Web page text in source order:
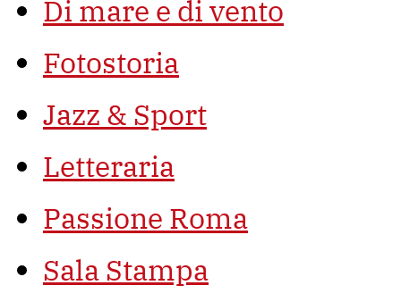
Di mare e di vento
Fotostoria
Jazz & Sport
Letteraria
Passione Roma
Sala Stampa